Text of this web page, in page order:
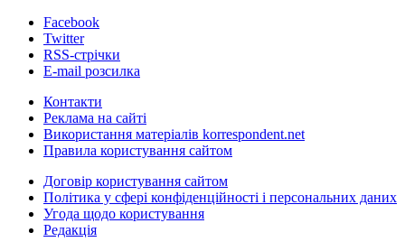
Facebook
Twitter
RSS-стрічки
E-mail розсилка
Контакти
Реклама на сайті
Використання матеріалів korrespondent.net
Правила користування сайтом
Договір користування сайтом
Політика у сфері конфіденційності і персональних даних
Угода щодо користування
Редакція